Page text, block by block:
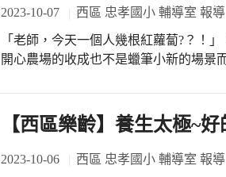
玫瑰、洋甘菊、還有被稱是『阿嬤的味
小時，中間大家努力完成心願感謝卡，
到蠟燭乾了凝固之後，拆掉外面的套
個作品，聖誕樹造型的香氛蠟燭，顏色
謝謝救國團《愛‧分享》聚光計畫，讓
2023-10-07 西區 忠孝國小 輔導室 報導
「老師，今天一個人幾根紅蘿蔔?？！
開心農場的收成也不是蠟筆小新的場景
正可以充分運用教具～尤其是用教學現
跟小白（1立方公分）讓孩子慢慢數數
子在實作遊戲中學習「1個一數、2個一
【西區樂齡】養生太極~
2023-10-06 西區 忠孝國小 輔導室 報導